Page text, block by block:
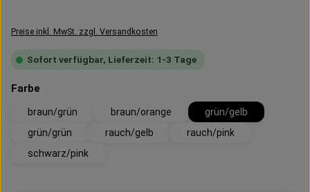
Preise inkl. MwSt. zzgl. Versandkosten
Sofort verfügbar, Lieferzeit: 1-3 Tage
Farbe
braun/grün braun/orange
grün/gelb
grün/grün
rauch/gelb
rauch/pink
schwarz/pink